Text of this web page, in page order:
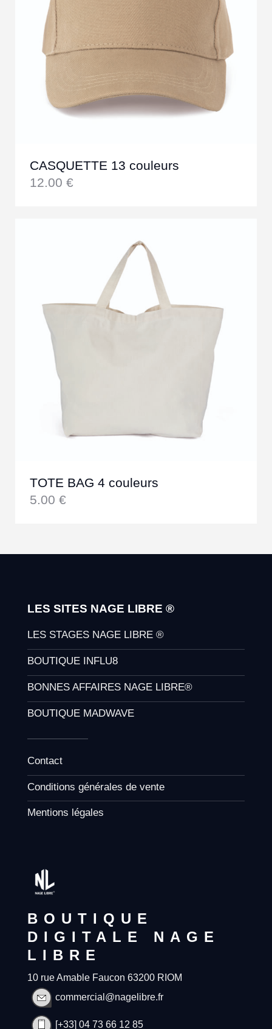
CASQUETTE 13 couleurs
12.00€
TOTE BAG 4 couleurs
5.00€
BOUTIQUE
DIGITALE NAGE
LIBRE
10 rue Amable Faucon 63200 RIOM
commercial@nagelibre.fr
[+33] 04 73 66 12 85
LES SITES NAGE LIBRE ®
LES STAGES NAGE LIBRE ®
BOUTIQUE INFLU8
BONNES AFFAIRES NAGE LIBRE®
BOUTIQUE MADWAVE
Contact
Conditions générales de vente
Mentions légales